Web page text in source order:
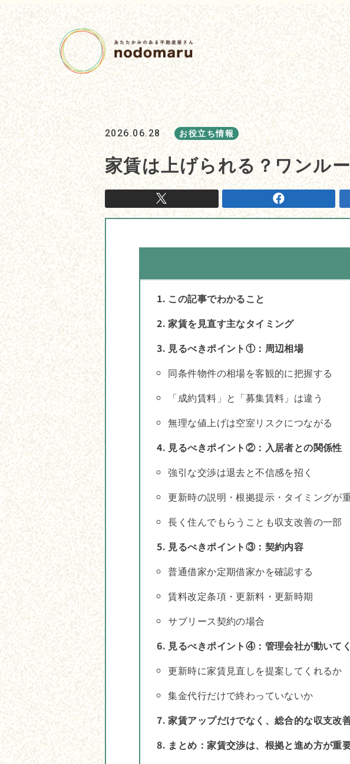
2026.06.28 お役立ち情報
家賃は上げられる？ワンル
この記事でわかること
家賃を見直す主なタイミング
見るべきポイント①：周辺相場
同条件物件の相場を客観的に把握する
「成約賃料」と「募集賃料」は違う
無理な値上げは空室リスクにつながる
見るべきポイント②：入居者との関係性
強引な交渉は退去と不信感を招く
更新時の説明・根拠提示・タイミングが
長く住んでもらうことも収支改善の一部
見るべきポイント③：契約内容
普通借家か定期借家かを確認する
賃料改定条項・更新料・更新時期
サブリース契約の場合
見るべきポイント④：管理会社が動いて
更新時に家賃見直しを提案してくれるか
集金代行だけで終わっていないか
家賃アップだけでなく、総合的な収支改
まとめ：家賃交渉は、根拠と進め方が重